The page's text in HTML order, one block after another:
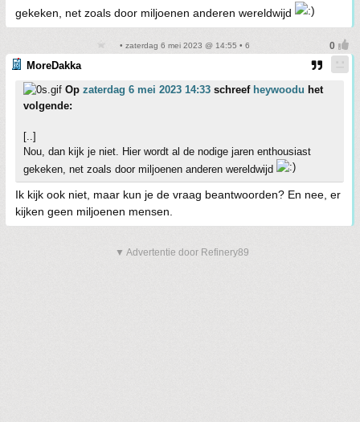
gekeken, net zoals door miljoenen anderen wereldwijd
• zaterdag 6 mei 2023 @ 14:55 • 6
MoreDakka
Op zaterdag 6 mei 2023 14:33 schreef heywoodu het
volgende:
[..]
Nou, dan kijk je niet. Hier wordt al de nodige jaren enthousiast
gekeken, net zoals door miljoenen anderen wereldwijd
Ik kijk ook niet, maar kun je de vraag beantwoorden? En nee, er
kijken geen miljoenen mensen.
▼ Advertentie door Refinery89